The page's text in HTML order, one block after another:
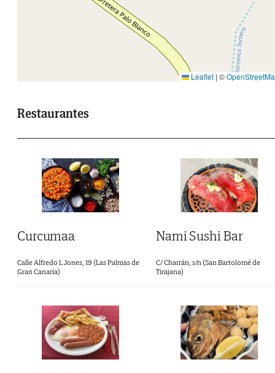
Leaflet | ©
Restaurantes
Curcumaa
Calle Alfredo L Jones, 19 (Las Palmas de
Gran Canaria)
Nami Sushi Bar
C/ Charrán, s/n (San Bartolomé de
Tirajana)